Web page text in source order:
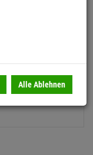
Montageständer
Beleuchtung
Alle Ablehnen